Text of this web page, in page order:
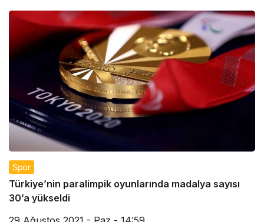
Spor
Türkiye’nin paralimpik oyunlarında madalya sayısı
30’a yükseldi